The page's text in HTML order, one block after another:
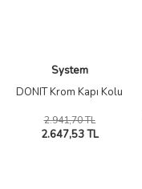
System
DONIT Krom Kapı Kolu
2.941,70 TL
2.647,53 TL